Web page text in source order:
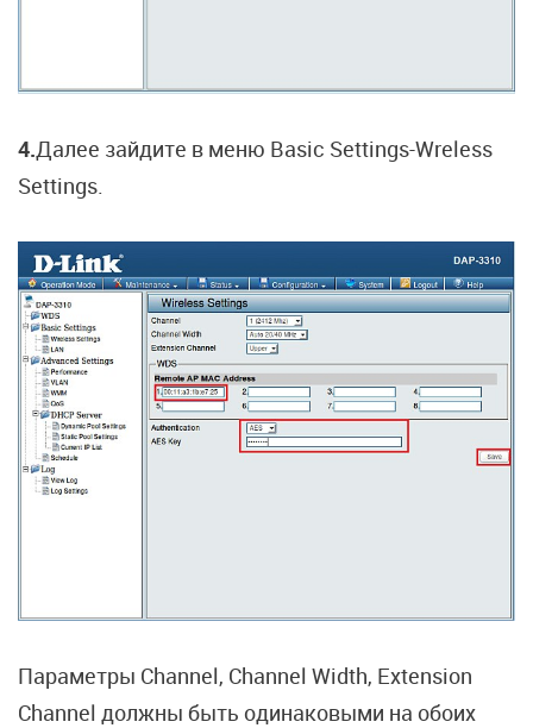
4.Далее зайдите в меню Basic Settings-Wreless
Settings.
Параметры Channel, Channel Width, Extension
Channel должны быть одинаковыми на обоих